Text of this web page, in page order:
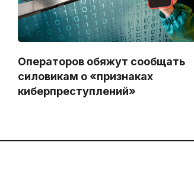
Операторов обяжут сообщать
силовикам о «признаках
киберпреступлений»